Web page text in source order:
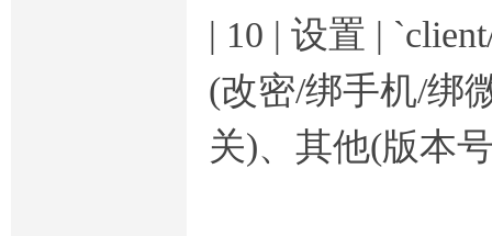
| 10 | 设置 |
(改密/绑手机/绑
关)、其他(版本